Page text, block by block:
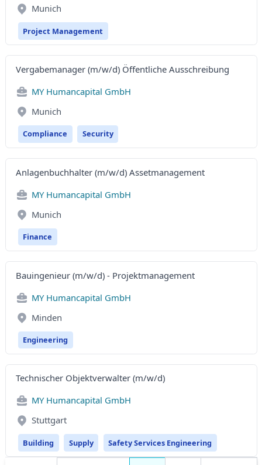
Munich
Project Management
Vergabemanager (m/w/d) Öffentliche Ausschreibung
MY Humancapital GmbH
Munich
Compliance Security
Anlagenbuchhalter (m/w/d) Assetmanagement
MY Humancapital GmbH
Munich
Finance
Bauingenieur (m/w/d) - Projektmanagement
MY Humancapital GmbH
Minden
Engineering
Technischer Objektverwalter (m/w/d)
MY Humancapital GmbH
Stuttgart
Building Supply Safety Services Engineering